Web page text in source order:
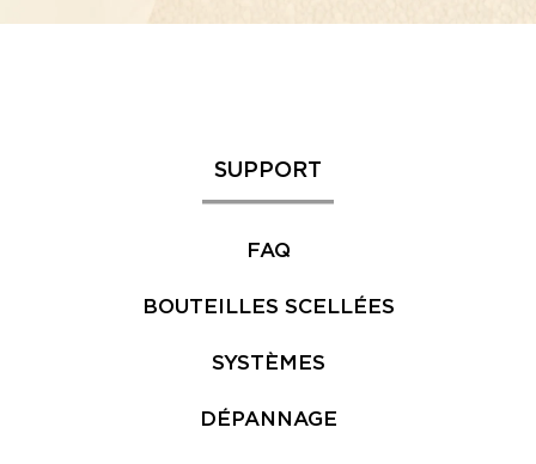
SUPPORT
FAQ
BOUTEILLES SCELLÉES
SYSTÈMES
DÉPANNAGE